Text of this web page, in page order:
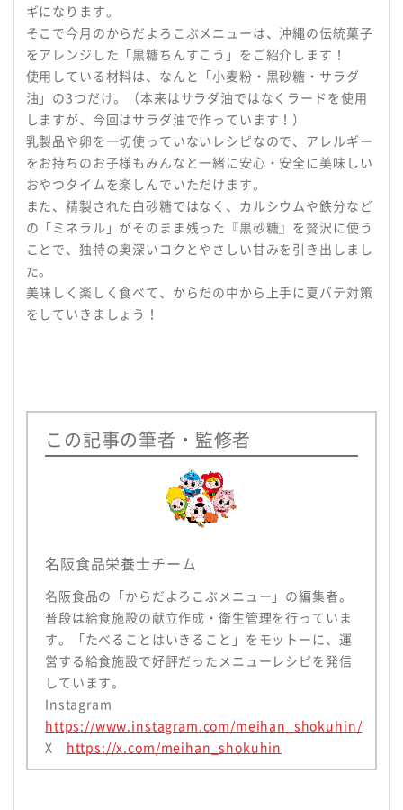
お知らせ
ギになります。
そこで今月のからだよろこぶメニューは、沖縄の伝統菓子
をアレンジした「黒糖ちんすこう」をご紹介します！
使用している材料は、なんと「小麦粉・黒砂糖・サラダ
油」の3つだけ。（本来はサラダ油ではなくラードを使用
しますが、今回はサラダ油で作っています！）
乳製品や卵を一切使っていないレシピなので、アレルギー
をお持ちのお子様もみんなと一緒に安心・安全に美味しい
おやつタイムを楽しんでいただけます。
また、精製された白砂糖ではなく、カルシウムや鉄分など
の「ミネラル」がそのまま残った『黒砂糖』を贅沢に使う
ことで、独特の奥深いコクとやさしい甘みを引き出しまし
た。
美味しく楽しく食べて、からだの中から上手に夏バテ対策
をしていきましょう！
この記事の筆者・監修者
名阪食品栄養士チーム
名阪食品の「からだよろこぶメニュー」の編集者。
普段は給食施設の献立作成・衛生管理を行っていま
す。「たべることはいきること」をモットーに、運
営する給食施設で好評だったメニューレシピを発信
しています。
Instagram
https://www.instagram.com/meihan_shokuhin/
X https://x.com/meihan_shokuhin